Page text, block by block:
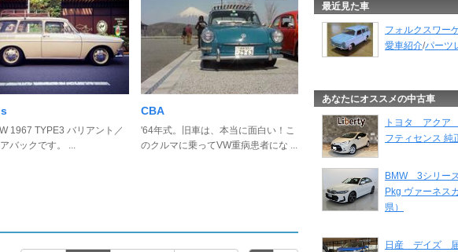
1967 TYPE3 バリアント／
バックです。 ...
CBA
'64年式。旧車は、本当に面白い！こ
のクルマに乗ってVW重病患者にな ...
最近見た車
フォルクスワー
愛車紹介/パーツ
あなたにオススメの中古車
トヨタ アクア
フティセンス 純
BMW 3シリー
Pkg ヴァーネス
県）
日産 デイズ